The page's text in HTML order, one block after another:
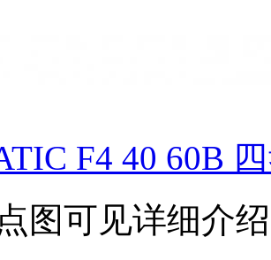
F4 40 60B
点图可见详细介绍